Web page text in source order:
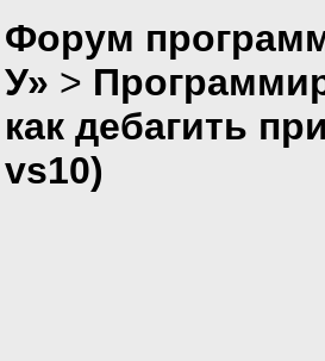
Форум
У» >
как дебагить
vs10)